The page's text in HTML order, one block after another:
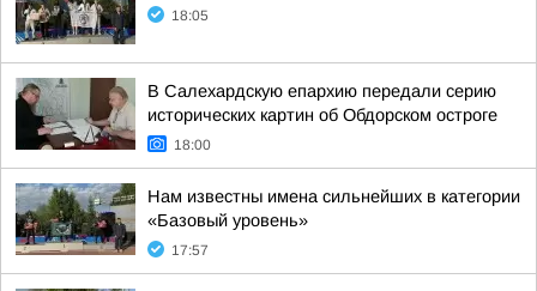
18:05
В Салехардскую епархию передали серию
исторических картин об Обдорском остроге
18:00
Нам известны имена сильнейших в категории
«Базовый уровень»
17:57